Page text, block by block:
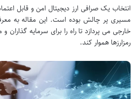
انتخاب یک صرافی ارز دیجیتال امن و قابل اعتماد
مسیری پر چالش بوده است. این مقاله به
خارجی می پردازد تا راه را برای سرمایه گذاران و
رمزارزها هموار کند.